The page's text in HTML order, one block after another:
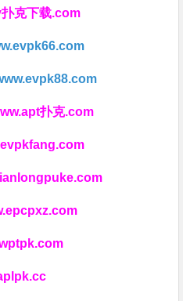
克下载.com
扑克.com